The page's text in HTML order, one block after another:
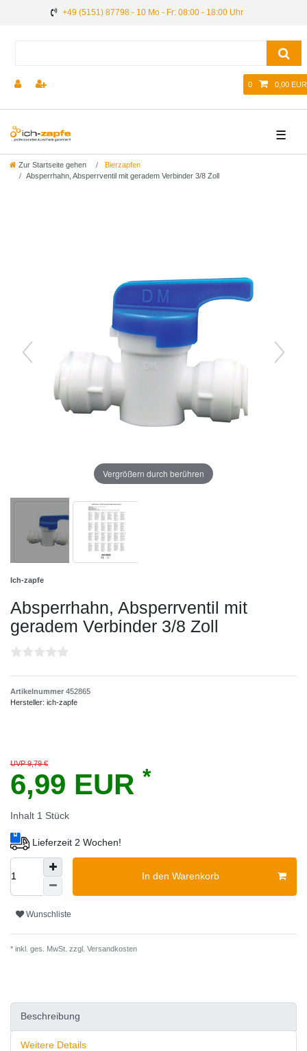
+49 (5151) 87798 - 10 Mo - Fr: 08:00 - 18:00 Uhr
0 0,00 EUR
☰
Zur Startseite gehen
Bierzapfen
Absperrhahn, Absperrventil mit geradem Verbinder 3/8 Zoll
Vergrößern durch berühren
Ich-zapfe
Absperrhahn, Absperrventil mit
geradem Verbinder 3/8 Zoll
Artikelnummer 452865
Hersteller: ich-zapfe
UVP 9,79 €
6,99 EUR *
Inhalt 1 Stück
Lieferzeit 2 Wochen!
In den Warenkorb
Wunschliste
* inkl. ges. MwSt. zzgl. Versandkosten
Beschreibung
Weitere Details